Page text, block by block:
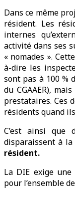
Dans ce même
résident. Les
internes
activité dans ses
« nomades ».
à-dire les
sont pas à 100 %
du CGAAER),
prestataires. Ces
résidents quand
C’est ainsi que
disparaissent à
résident.
La DIE exige
pour l’ensemble